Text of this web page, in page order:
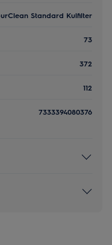
Standard Kulfilter
73
372
112
7333394080376